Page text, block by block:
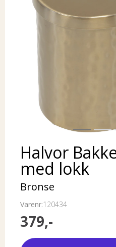
Halvor
med lokk
Bronse
Varenr:120434
379,-